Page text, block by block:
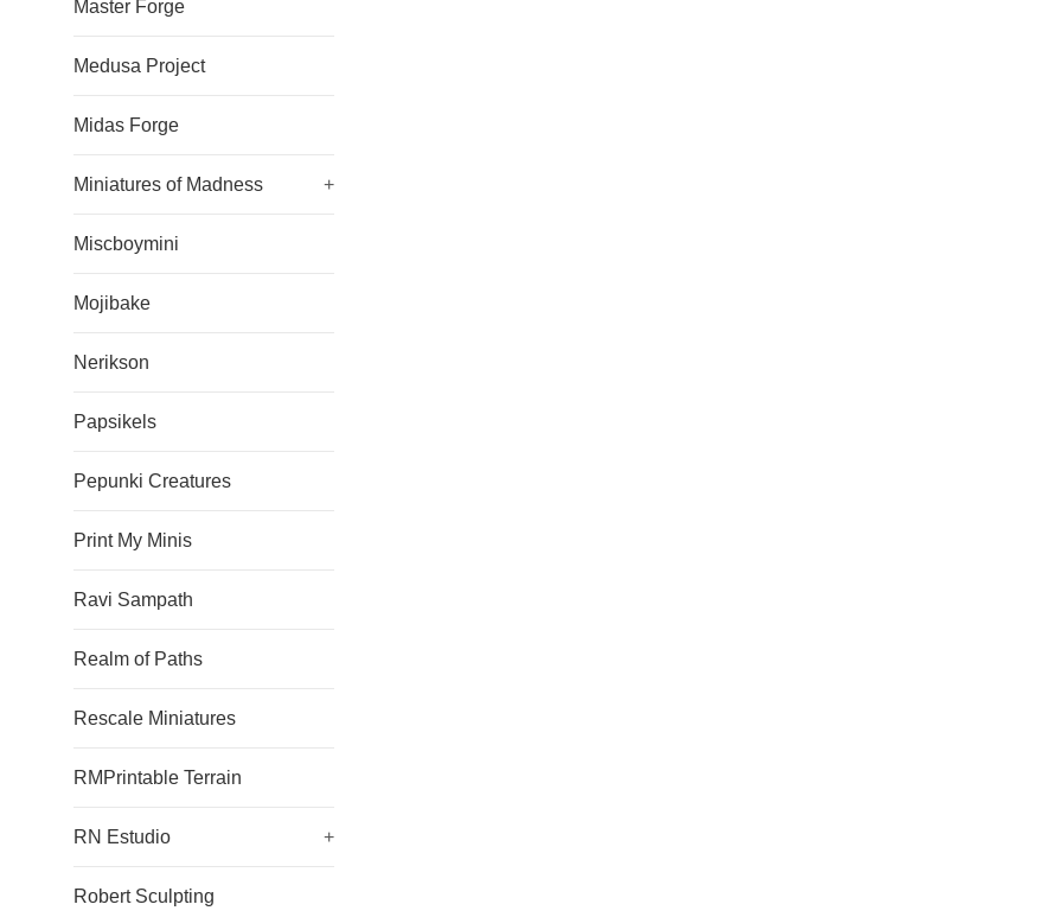
Master Forge
Medusa Project
Midas Forge
Miniatures of Madness +
Miscboymini
Mojibake
Nerikson
Papsikels
Pepunki Creatures
Print My Minis
Ravi Sampath
Realm of Paths
Rescale Miniatures
RMPrintable Terrain
RN Estudio +
Robert Sculpting